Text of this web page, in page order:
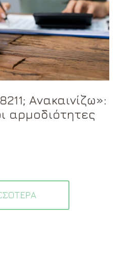
Ανακαινίζω»:
αρμοδιότητες